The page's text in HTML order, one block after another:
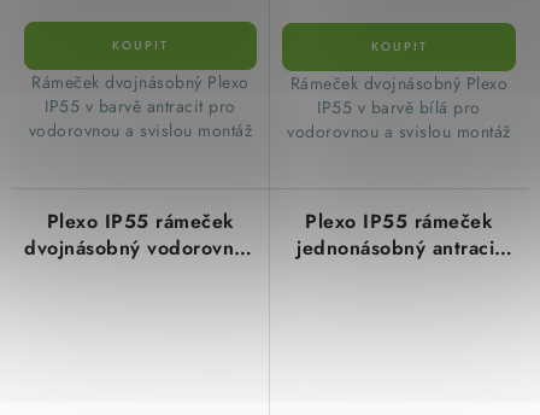
​Rámeček dvojnásobný Plexo
IP55 v barvě antracit pro
vodorovnou a svislou montáž
​Rámeček dvojnásobný Plexo
IP55 v barvě bílá pro
vodorovnou a svislou montáž
Plexo IP55 rámeček
dvojnásobný vodorovný i
Plexo IP55 rámeček
jednonásobný antracit